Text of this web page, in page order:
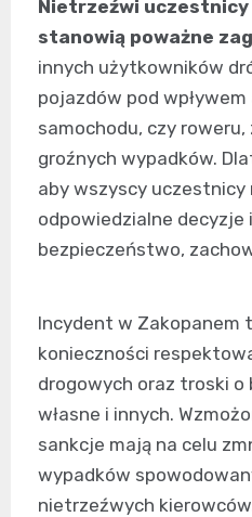
Nietrzeźwi
stanowią poważne
innych użytkowników
pojazdów pod
samochodu, czy
groźnych wypadków.
aby wszyscy uczestnicy
odpowiedzialne decyzje
bezpieczeństwo,
Incydent w Zakopanem
konieczności
drogowych oraz troski
własne i innych.
sankcje mają na celu
wypadków
nietrzeźwych